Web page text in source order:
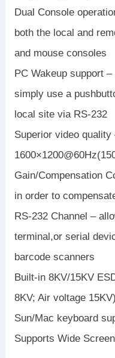
Dual Console
both the local and
and mouse consoles
PC Wakeup support
simply use a
local site via RS-232
Superior video
Gain/Compensation
in order to
RS-232 Channel –
terminal,or serial
barcode scanners
Built-in 8KV/15KV
8KV; Air voltage 15KV)
Sun/Mac keyboard
Supports Wide